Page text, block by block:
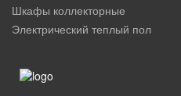
Шкафы коллекторные
Электрический теплый пол